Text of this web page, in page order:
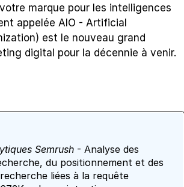
marque pour les intelligences
appelée AIO - Artificial
est le nouveau grand
digital pour la décennie à venir.
Semrush - Analyse des
du positionnement et des
liées à la requête